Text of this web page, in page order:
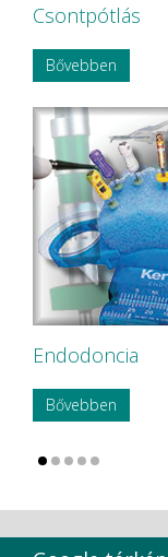
Csontpótlás
Bővebben
Endodoncia
Bővebben